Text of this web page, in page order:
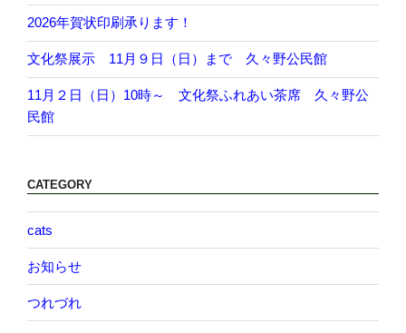
2026年賀状印刷承ります！
文化祭展示 11月９日（日）まで 久々野公民館
11月２日（日）10時～ 文化祭ふれあい茶席 久々野公
民館
CATEGORY
cats
お知らせ
つれづれ